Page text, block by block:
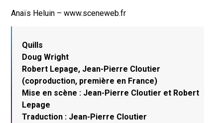
Anaïs Heluin – www.sceneweb.fr
Quills
Doug Wright
Robert Lepage, Jean-Pierre Cloutier
(coproduction, première en France)
Mise en scène : Jean-Pierre Cloutier et Robert
Lepage
Traduction : Jean-Pierre Cloutier